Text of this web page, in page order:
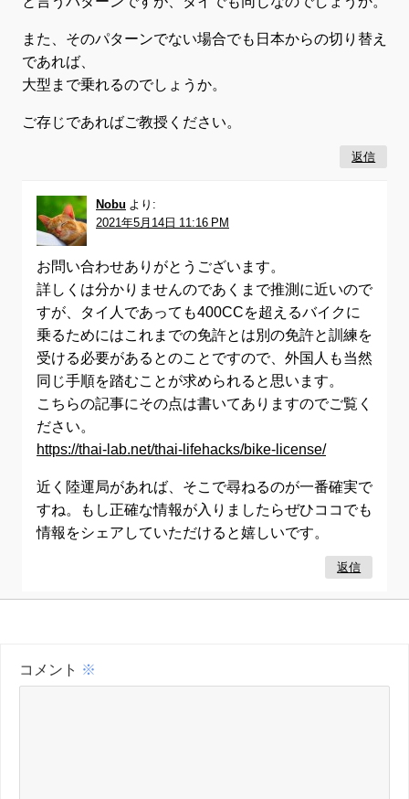
また、そのパターンでない場合でも日本からの切り替え
であれば、
大型まで乗れるのでしょうか。
ご存じであればご教授ください。
返信
Nobu より:
2021年5月14日 11:16 PM
お問い合わせありがとうございます。
詳しくは分かりませんのであくまで推測に近いので
すが、タイ人であっても400CCを超えるバイクに
乗るためにはこれまでの免許とは別の免許と訓練を
受ける必要があるとのことですので、外国人も当然
同じ手順を踏むことが求められると思います。
こちらの記事にその点は書いてありますのでご覧く
ださい。
https://thai-lab.net/thai-lifehacks/bike-license/
近く陸運局があれば、そこで尋ねるのが一番確実で
すね。もし正確な情報が入りましたらぜひココでも
情報をシェアしていただけると嬉しいです。
返信
コメント ※